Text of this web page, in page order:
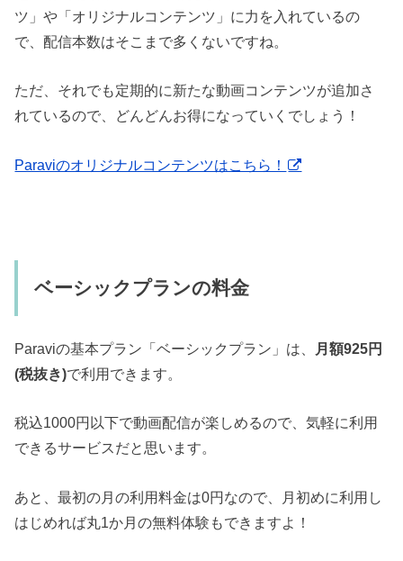
ツ」や「オリジナルコンテンツ」に力を入れているの
で、配信本数はそこまで多くないですね。
ただ、それでも定期的に新たな動画コンテンツが追加さ
れているので、どんどんお得になっていくでしょう！
Paraviのオリジナルコンテンツはこちら！
ベーシックプランの料金
Paraviの基本プラン「ベーシックプラン」は、
月額925円
(税抜き)で利用できます。
税込1000円以下で動画配信が楽しめるので、気軽に利用
できるサービスだと思います。
あと、最初の月の利用料金は0円なので、月初めに利用し
はじめれば丸1か月の無料体験もできますよ！